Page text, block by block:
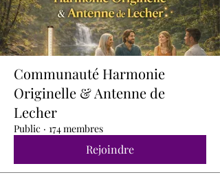
Communauté Harmonie
Originelle & Antenne de
Lecher
Public · 174 membres
Rejoindre